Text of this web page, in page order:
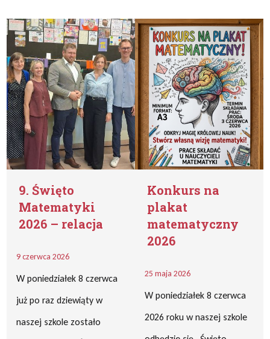
9. Święto
Matematyki
2026 – relacja
9 czerwca 2026
W poniedziałek 8 czerwca
już po raz dziewiąty w
naszej szkole zostało
Konkurs na
plakat
matematyczny
2026
25 maja 2026
W poniedziałek 8 czerwca
2026 roku w naszej szkole